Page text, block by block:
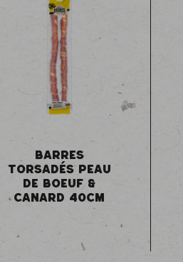
BARRES
TORSADÉS PEAU
DE BOEUF &
CANARD 40CM